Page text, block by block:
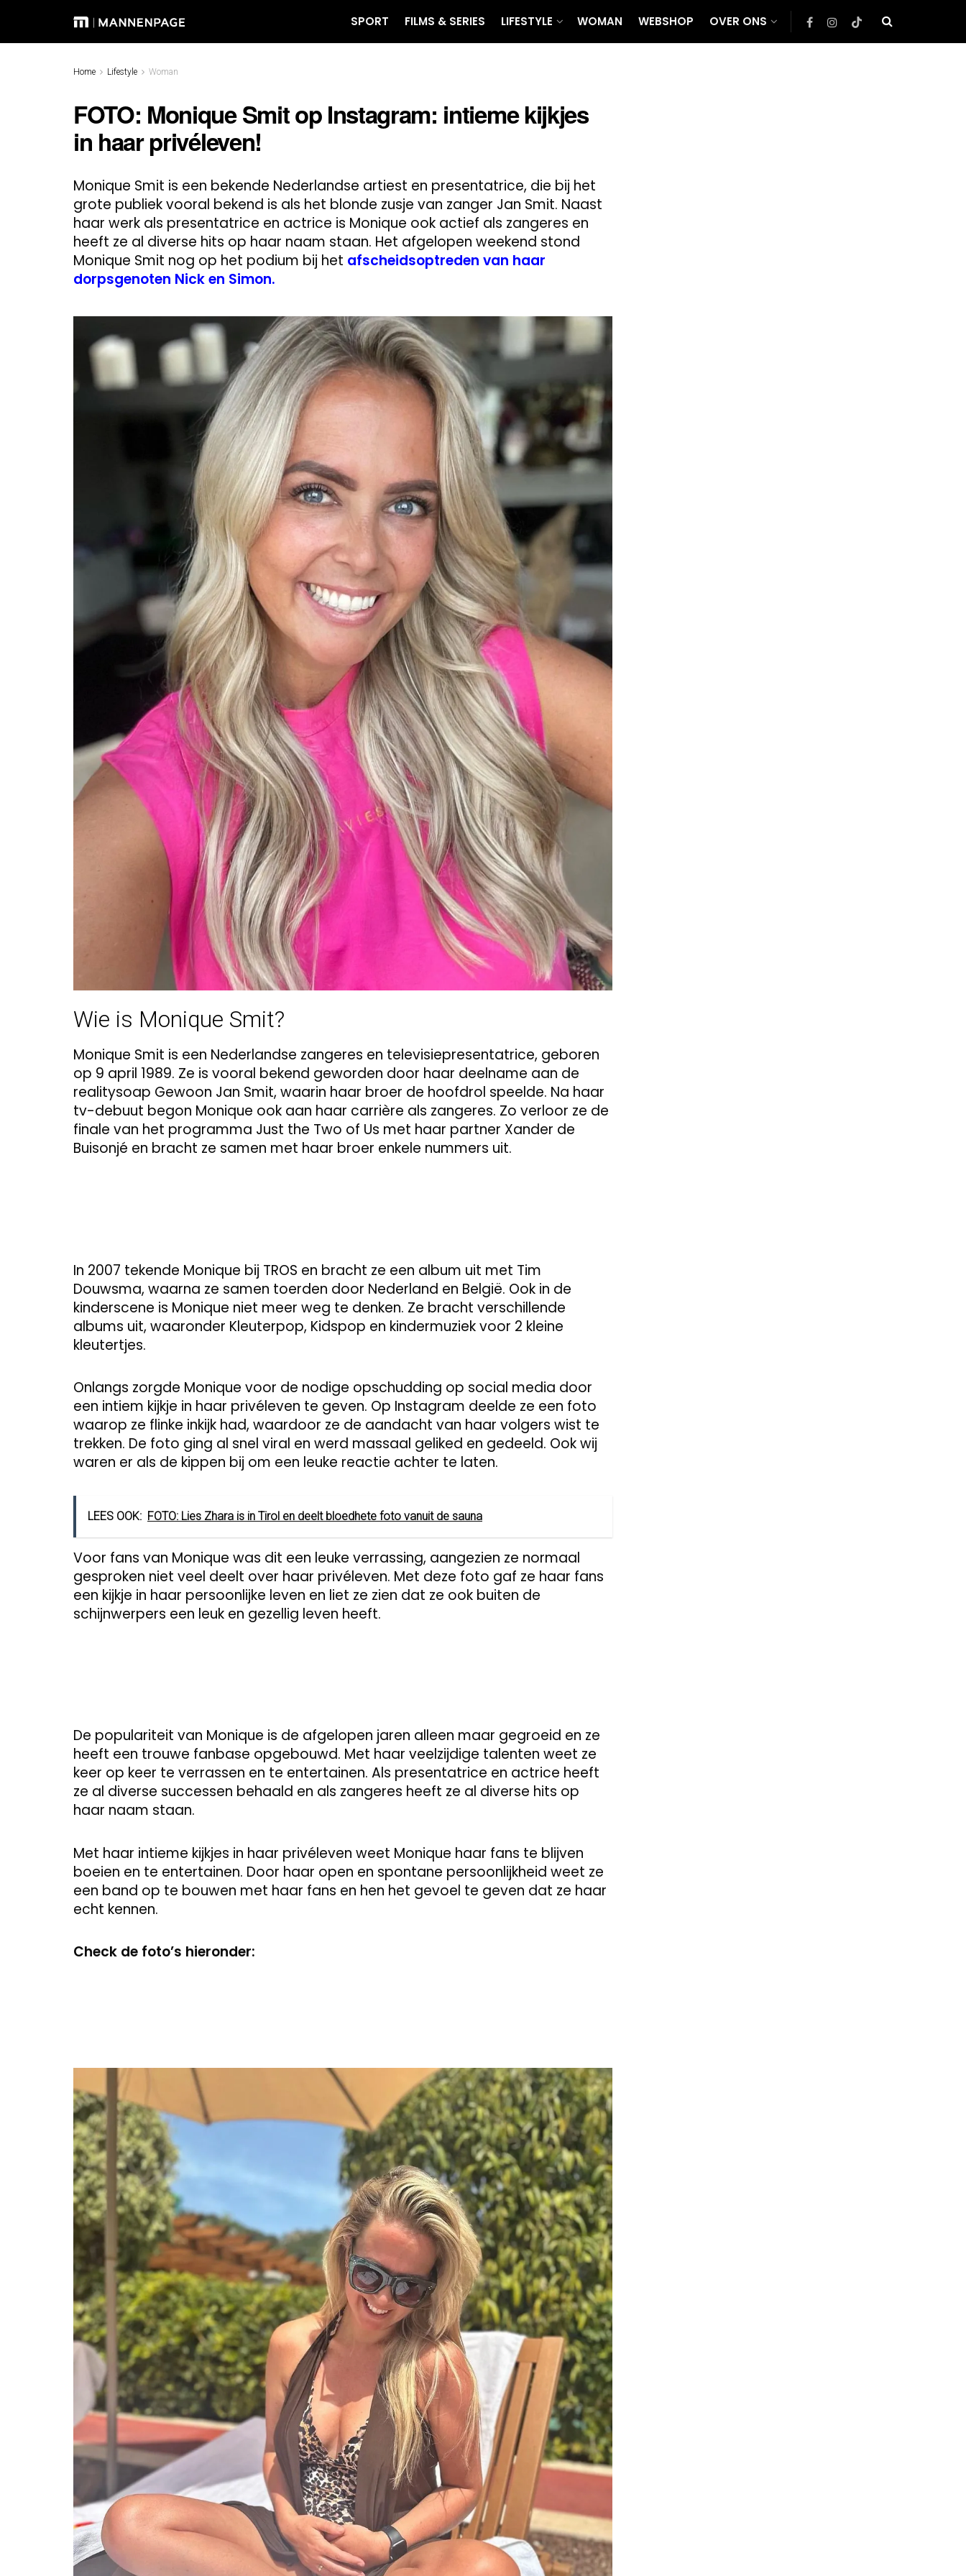
SPORT FILMS & SERIES LIFESTYLE WOMAN WEBSHOP OVER ONS
Home Lifestyle Woman
FOTO: Monique Smit op Instagram: intieme kijkjes
in haar privéleven!
Monique Smit is een bekende Nederlandse artiest en presentatrice, die bij het
grote publiek vooral bekend is als het blonde zusje van zanger Jan Smit. Naast
haar werk als presentatrice en actrice is Monique ook actief als zangeres en
heeft ze al diverse hits op haar naam staan. Het afgelopen weekend stond
Monique Smit nog op het podium bij het afscheidsoptreden van haar
dorpsgenoten Nick en Simon.
Wie is Monique Smit?
Monique Smit is een Nederlandse zangeres en televisiepresentatrice, geboren
op 9 april 1989. Ze is vooral bekend geworden door haar deelname aan de
realitysoap Gewoon Jan Smit, waarin haar broer de hoofdrol speelde. Na haar
tv-debuut begon Monique ook aan haar carrière als zangeres. Zo verloor ze de
finale van het programma Just the Two of Us met haar partner Xander de
Buisonjé en bracht ze samen met haar broer enkele nummers uit.
In 2007 tekende Monique bij TROS en bracht ze een album uit met Tim
Douwsma, waarna ze samen toerden door Nederland en België. Ook in de
kinderscene is Monique niet meer weg te denken. Ze bracht verschillende
albums uit, waaronder Kleuterpop, Kidspop en kindermuziek voor 2 kleine
kleutertjes.
Onlangs zorgde Monique voor de nodige opschudding op social media door
een intiem kijkje in haar privéleven te geven. Op Instagram deelde ze een foto
waarop ze flinke inkijk had, waardoor ze de aandacht van haar volgers wist te
trekken. De foto ging al snel viral en werd massaal geliked en gedeeld. Ook wij
waren er als de kippen bij om een leuke reactie achter te laten.
LEES OOK: FOTO: Lies Zhara is in Tirol en deelt bloedhete foto vanuit de sauna
Voor fans van Monique was dit een leuke verrassing, aangezien ze normaal
gesproken niet veel deelt over haar privéleven. Met deze foto gaf ze haar fans
een kijkje in haar persoonlijke leven en liet ze zien dat ze ook buiten de
schijnwerpers een leuk en gezellig leven heeft.
De populariteit van Monique is de afgelopen jaren alleen maar gegroeid en ze
heeft een trouwe fanbase opgebouwd. Met haar veelzijdige talenten weet ze
keer op keer te verrassen en te entertainen. Als presentatrice en actrice heeft
ze al diverse successen behaald en als zangeres heeft ze al diverse hits op
haar naam staan.
Met haar intieme kijkjes in haar privéleven weet Monique haar fans te blijven
boeien en te entertainen. Door haar open en spontane persoonlijkheid weet ze
een band op te bouwen met haar fans en hen het gevoel te geven dat ze haar
echt kennen.
Check de foto’s hieronder: